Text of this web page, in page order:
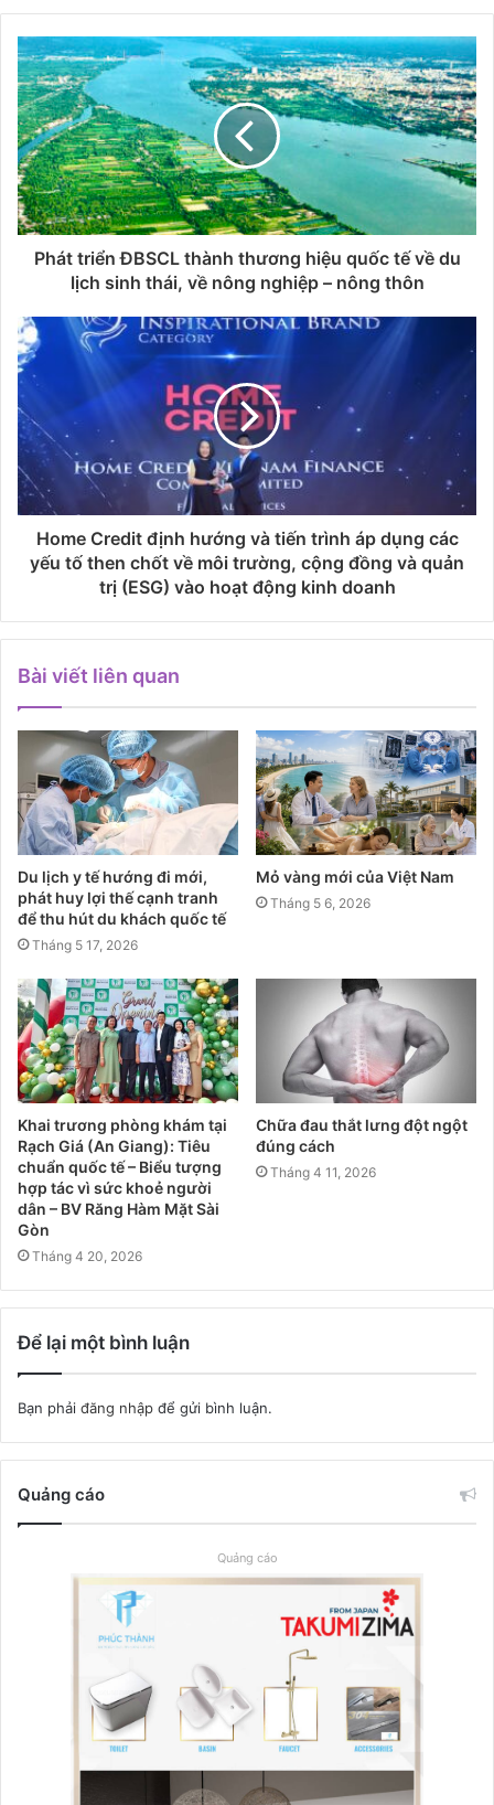
Phát triển ĐBSCL thành thương hiệu quốc tế về du
lịch sinh thái, về nông nghiệp – nông thôn
Home Credit định hướng và tiến trình áp dụng các
yếu tố then chốt về môi trường, cộng đồng và quản
trị (ESG) vào hoạt động kinh doanh
Bài viết liên quan
Du lịch y tế hướng đi mới,
phát huy lợi thế cạnh tranh
để thu hút du khách quốc tế
Tháng 5 17, 2026
Mỏ vàng mới của Việt Nam
Tháng 5 6, 2026
Khai trương phòng khám tại
Rạch Giá (An Giang): Tiêu
chuẩn quốc tế – Biểu tượng
hợp tác vì sức khoẻ người
dân – BV Răng Hàm Mặt Sài
Gòn
Tháng 4 20, 2026
Chữa đau thắt lưng đột ngột
đúng cách
Tháng 4 11, 2026
Để lại một bình luận
Bạn phải đăng nhập để gửi bình luận.
Quảng cáo
Quảng cáo